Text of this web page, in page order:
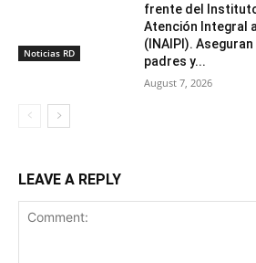
Noticias RD
frente del
Atención Integral
(INAIPI).
padres y...
August 7, 2026
LEAVE A REPLY